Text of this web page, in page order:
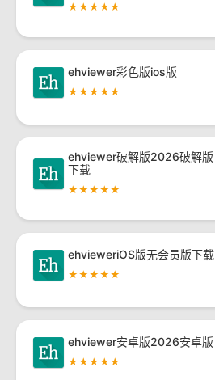
★★★★★
ehviewer彩色版ios版
★★★★★
ehviewer破解版2026破解版
下载
★★★★★
ehvieweriOS版无会员版下载
★★★★★
ehviewer安卓版2026安卓版
★★★★★